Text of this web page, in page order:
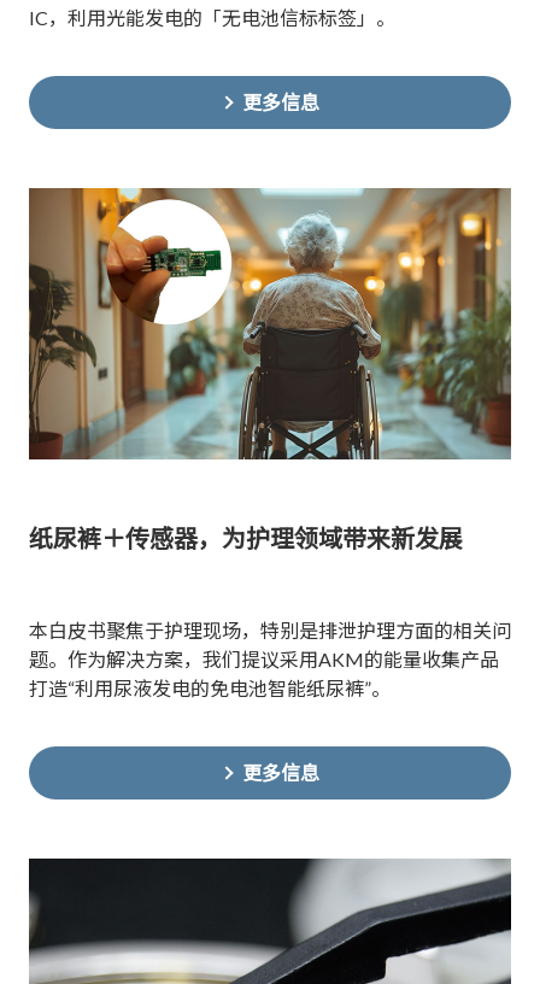
IC，利用光能发电的「无电池信标标签」。
更多信息
纸尿裤＋传感器，为护理领域带来新发展
本白皮书聚焦于护理现场，特别是排泄护理方面的相关问
题。作为解决方案，我们提议采用AKM的能量收集产品
打造“利用尿液发电的免电池智能纸尿裤”。
更多信息